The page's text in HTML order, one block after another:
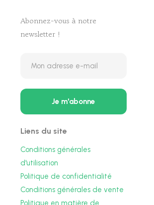
Abonnez-vous à notre
newsletter !
Liens du site
Conditions générales
d'utilisation
Politique de confidentialité
Conditions générales de vente
Politique en matière de